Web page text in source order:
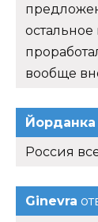
вообще
Йорданка
Россия
Ginevra